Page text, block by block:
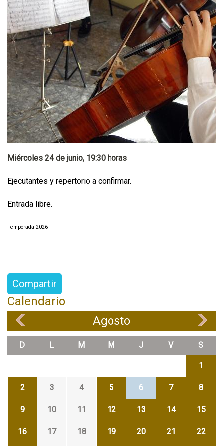
Miércoles 24 de junio, 19:30 horas
Ejecutantes y repertorio a confirmar.
Entrada libre.
Temporada 2026
Compartir
Calendario
Agosto
D L M M J V S
1
2 3 4 5 6 7 8
9 10 11 12 13 14 15
16 17 18 19 20 21 22